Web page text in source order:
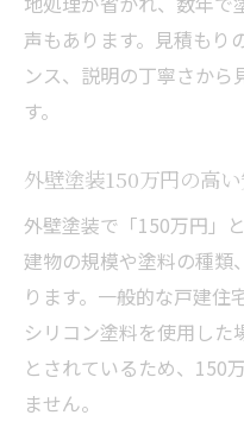
声もあります。見積もり
ンス、説明の丁寧さから
す。
外壁塗装150万円の高
外壁塗装で「150万円」
建物の規模や塗料の種類
ります。一般的な戸建住
シリコン塗料を使用し
とされているため、150
ません。